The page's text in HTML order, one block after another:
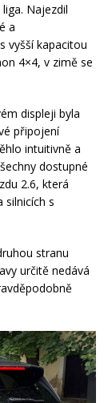
Najezdil
a
vyšší kapacitou
4×4, v zimě se
displeji byla
připojení
intuitivně a
dostupné
2.6, která
s
stranu
určitě nedává